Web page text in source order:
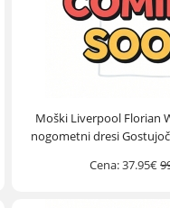
Moški Liverpool Florian
nogometni dresi
Cena:37.95€